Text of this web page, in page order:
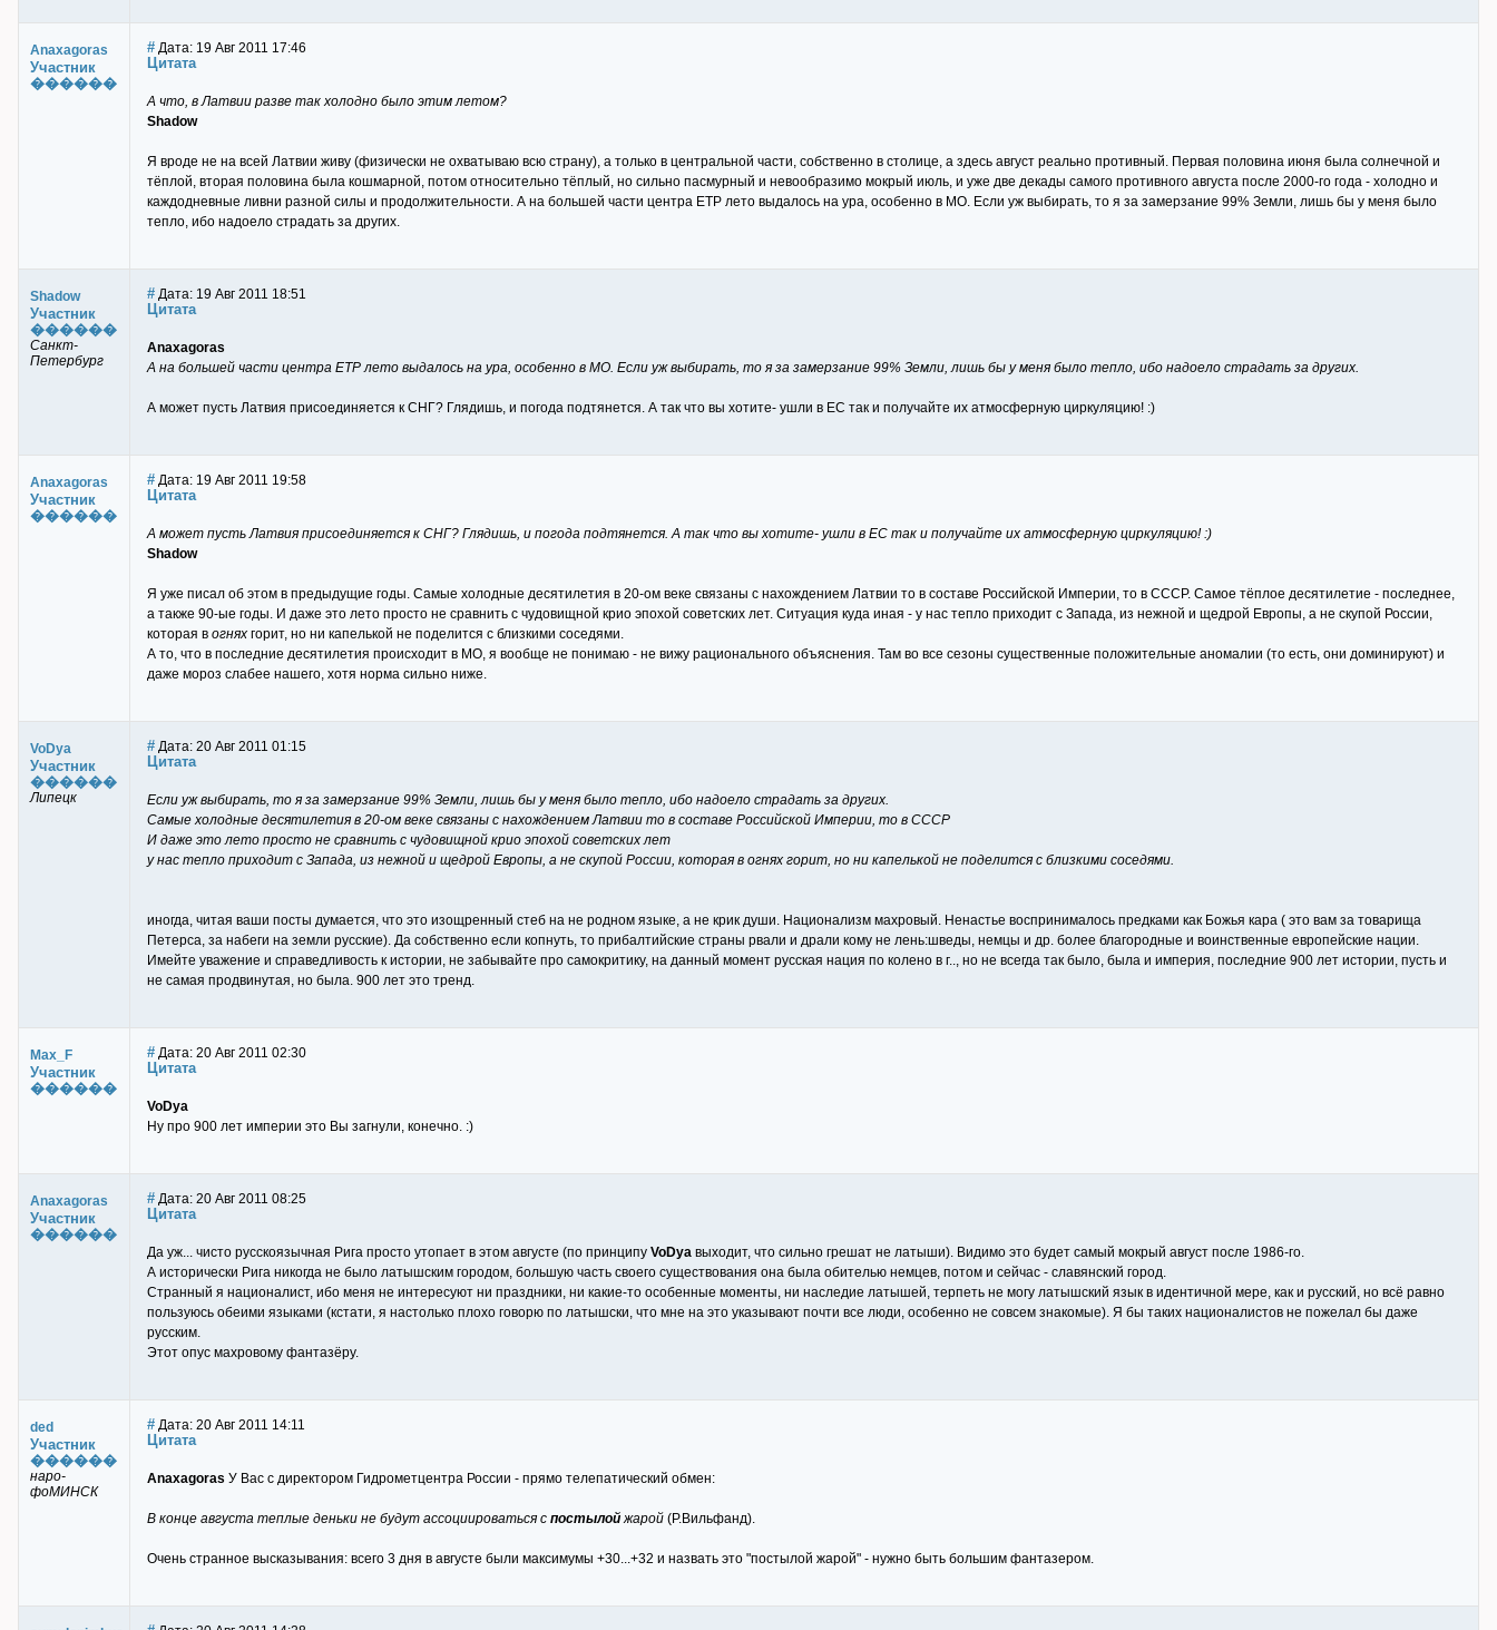
Anaxagoras
Участник
������
# Дата: 19 Авг 2011 17:46
Цитата
А что, в Латвии разве так холодно было этим летом?
Shadow
Я вроде не на всей Латвии живу (физически не охватываю всю страну), а только в центральной части, собственно в столице, а здесь август реально противный. Первая половина июня была солнечной и
тёплой, вторая половина была кошмарной, потом относительно тёплый, но сильно пасмурный и невообразимо мокрый июль, и уже две декады самого противного августа после 2000-го года - холодно и
каждодневные ливни разной силы и продолжительности. А на большей части центра ЕТР лето выдалось на ура, особенно в МО. Если уж выбирать, то я за замерзание 99% Земли, лишь бы у меня было
тепло, ибо надоело страдать за других.
Shadow
Участник
������
Санкт-
Петербург
# Дата: 19 Авг 2011 18:51
Цитата
Anaxagoras
А на большей части центра ЕТР лето выдалось на ура, особенно в МО. Если уж выбирать, то я за замерзание 99% Земли, лишь бы у меня было тепло, ибо надоело страдать за других.
А может пусть Латвия присоединяется к СНГ? Глядишь, и погода подтянется. А так что вы хотите- ушли в ЕС так и получайте их атмосферную циркуляцию! :)
Anaxagoras
Участник
������
# Дата: 19 Авг 2011 19:58
Цитата
А может пусть Латвия присоединяется к СНГ? Глядишь, и погода подтянется. А так что вы хотите- ушли в ЕС так и получайте их атмосферную циркуляцию! :)
Shadow
Я уже писал об этом в предыдущие годы. Самые холодные десятилетия в 20-ом веке связаны с нахождением Латвии то в составе Российской Империи, то в СССР. Самое тёплое десятилетие - последнее,
а также 90-ые годы. И даже это лето просто не сравнить с чудовищной крио эпохой советских лет. Ситуация куда иная - у нас тепло приходит с Запада, из нежной и щедрой Европы, а не скупой России,
которая в огнях горит, но ни капелькой не поделится с близкими соседями.
А то, что в последние десятилетия происходит в МО, я вообще не понимаю - не вижу рационального объяснения. Там во все сезоны существенные положительные аномалии (то есть, они доминируют) и
даже мороз слабее нашего, хотя норма сильно ниже.
VoDya
Участник
������
Липецк
# Дата: 20 Авг 2011 01:15
Цитата
Если уж выбирать, то я за замерзание 99% Земли, лишь бы у меня было тепло, ибо надоело страдать за других.
Самые холодные десятилетия в 20-ом веке связаны с нахождением Латвии то в составе Российской Империи, то в СССР
И даже это лето просто не сравнить с чудовищной крио эпохой советских лет
у нас тепло приходит с Запада, из нежной и щедрой Европы, а не скупой России, которая в огнях горит, но ни капелькой не поделится с близкими соседями.
иногда, читая ваши посты думается, что это изощренный стеб на не родном языке, а не крик души. Национализм махровый. Ненастье воспринималось предками как Божья кара ( это вам за товарища
Петерса, за набеги на земли русские). Да собственно если копнуть, то прибалтийские страны рвали и драли кому не лень:шведы, немцы и др. более благородные и воинственные европейские нации.
Имейте уважение и справедливость к истории, не забывайте про самокритику, на данный момент русская нация по колено в г.., но не всегда так было, была и империя, последние 900 лет истории, пусть и
не самая продвинутая, но была. 900 лет это тренд.
Max_F
Участник
������
# Дата: 20 Авг 2011 02:30
Цитата
VoDya
Ну про 900 лет империи это Вы загнули, конечно. :)
Anaxagoras
Участник
������
# Дата: 20 Авг 2011 08:25
Цитата
Да уж... чисто русскоязычная Рига просто утопает в этом августе (по принципу VoDya выходит, что сильно грешат не латыши). Видимо это будет самый мокрый август после 1986-го.
А исторически Рига никогда не было латышским городом, большую часть своего существования она была обителью немцев, потом и сейчас - славянский город.
Странный я националист, ибо меня не интересуют ни праздники, ни какие-то особенные моменты, ни наследие латышей, терпеть не могу латышский язык в идентичной мере, как и русский, но всё равно
пользуюсь обеими языками (кстати, я настолько плохо говорю по латышски, что мне на это указывают почти все люди, особенно не совсем знакомые). Я бы таких националистов не пожелал бы даже
русским.
Этот опус махровому фантазёру.
ded
Участник
������
наро-
фоМИНСК
# Дата: 20 Авг 2011 14:11
Цитата
Anaxagoras У Вас с директором Гидрометцентра России - прямо телепатический обмен:
В конце августа теплые деньки не будут ассоциироваться с постылойжарой (Р.Вильфанд).
Очень странное высказывания: всего 3 дня в августе были максимумы +30...+32 и назвать это "постылой жарой" - нужно быть большим фантазером.